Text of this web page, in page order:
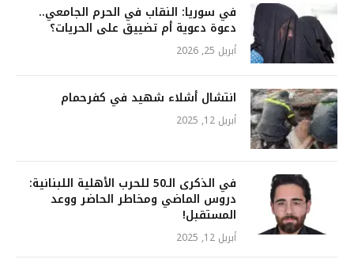
في سوريا: النقاب في الحرم الجامعي..
دعوة دعوية أم تضييق على الحريات؟
أبريل 25, 2026
انتشال أشلاء شهيد في كفرحمام
أبريل 12, 2025
في الذكرى الـ50 للحرب الأهلية اللبنانية:
دروس الماضي ومخاطر الحاضر ووعد
المستقبل!
أبريل 12, 2025